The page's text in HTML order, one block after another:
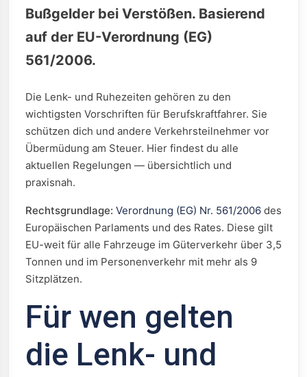
Bußgelder bei Verstößen. Basierend
auf der EU-Verordnung (EG)
561/2006.
Die Lenk- und Ruhezeiten gehören zu den
wichtigsten Vorschriften für Berufskraftfahrer. Sie
schützen dich und andere Verkehrsteilnehmer vor
Übermüdung am Steuer. Hier findest du alle
aktuellen Regelungen — übersichtlich und
praxisnah.
Rechtsgrundlage: Verordnung (EG) Nr. 561/2006 des
Europäischen Parlaments und des Rates. Diese gilt
EU-weit für alle Fahrzeuge im Güterverkehr über 3,5
Tonnen und im Personenverkehr mit mehr als 9
Sitzplätzen.
Für wen gelten
die Lenk- und